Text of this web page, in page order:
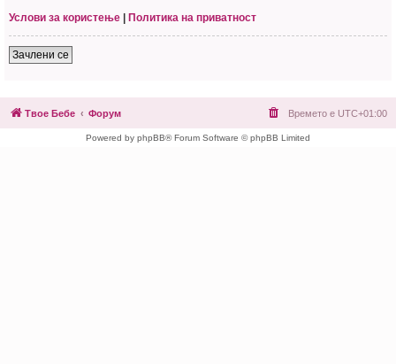
Услови за користење | Политика на приватност
Зачлени се
Твое Бебе Форум Времето е UTC+01:00
Powered by phpBB® Forum Software © phpBB Limited